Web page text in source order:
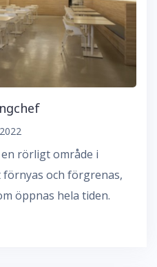
rörligt område i
och förgrenas,
öppnas hela tiden.